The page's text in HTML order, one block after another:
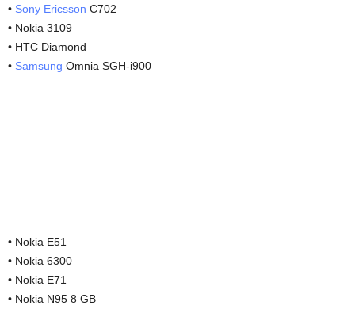
• Sony Ericsson C702
• Nokia 3109
• HTC Diamond
• Samsung Omnia SGH-i900
• Nokia E51
• Nokia 6300
• Nokia E71
• Nokia N95 8 GB